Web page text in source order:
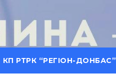
КП РТРК “РЕГІОН-ДОНБАС”